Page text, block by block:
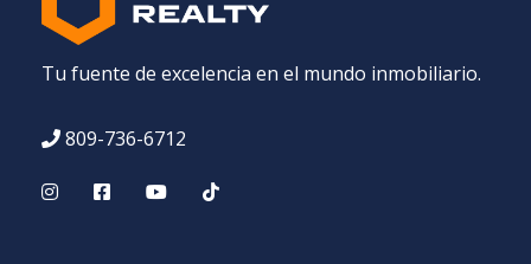
Tu fuente de excelencia en el mundo inmobiliario.
809-736-6712